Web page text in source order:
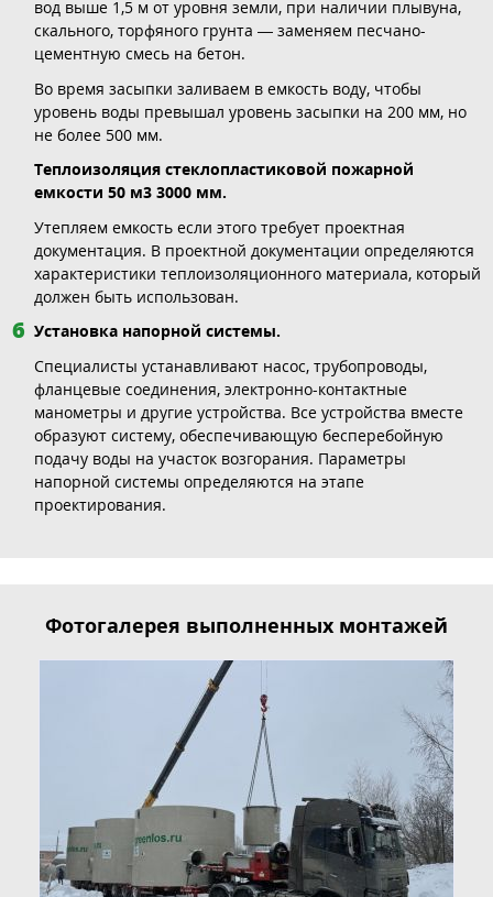
вод выше 1,5 м от уровня земли, при наличии плывуна,
скального, торфяного грунта — заменяем песчано-
цементную смесь на бетон.
Во время засыпки заливаем в емкость воду, чтобы
уровень воды превышал уровень засыпки на 200 мм, но
не более 500 мм.
Теплоизоляция стеклопластиковой пожарной
емкости 50 м3 3000 мм.
Утепляем емкость если этого требует проектная
документация. В проектной документации определяются
характеристики теплоизоляционного материала, который
должен быть использован.
Установка напорной системы.
Специалисты устанавливают насос, трубопроводы,
фланцевые соединения, электронно-контактные
манометры и другие устройства. Все устройства вместе
образуют систему, обеспечивающую бесперебойную
подачу воды на участок возгорания. Параметры
напорной системы определяются на этапе
проектирования.
Фотогалерея выполненных монтажей